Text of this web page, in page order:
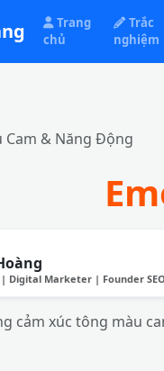
Trang
chủ
Trắc
nghiệm
Cam & Năng Động
| Digital Marketer | Founder
cảm xúc tông màu